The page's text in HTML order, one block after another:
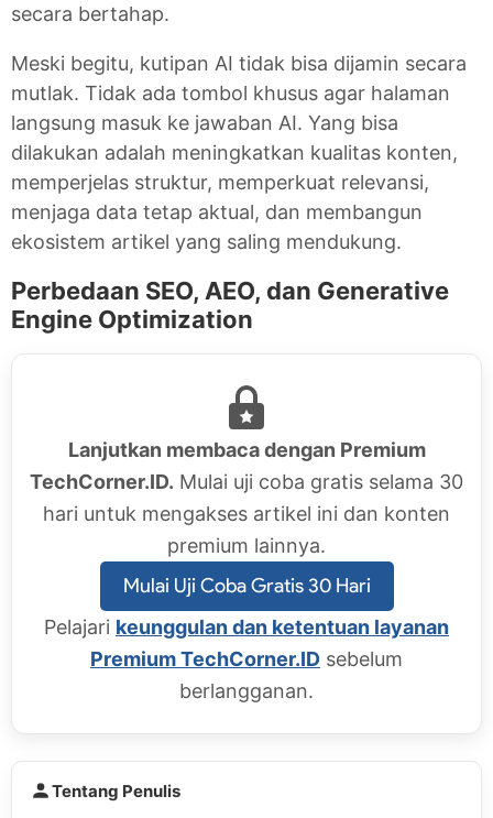
secara bertahap.
Meski begitu, kutipan AI tidak bisa dijamin secara
mutlak. Tidak ada tombol khusus agar halaman
langsung masuk ke jawaban AI. Yang bisa
dilakukan adalah meningkatkan kualitas konten,
memperjelas struktur, memperkuat relevansi,
menjaga data tetap aktual, dan membangun
ekosistem artikel yang saling mendukung.
Perbedaan SEO, AEO, dan Generative
Engine Optimization
Lanjutkan membaca dengan Premium
TechCorner.ID. Mulai uji coba gratis selama 30
hari untuk mengakses artikel ini dan konten
premium lainnya.
Mulai Uji Coba Gratis 30 Hari
Pelajari keunggulan dan ketentuan layanan
Premium TechCorner.ID sebelum
berlangganan.
Tentang Penulis